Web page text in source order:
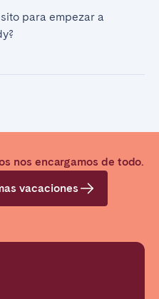
para empezar a
nos encargamos de todo.
vacaciones